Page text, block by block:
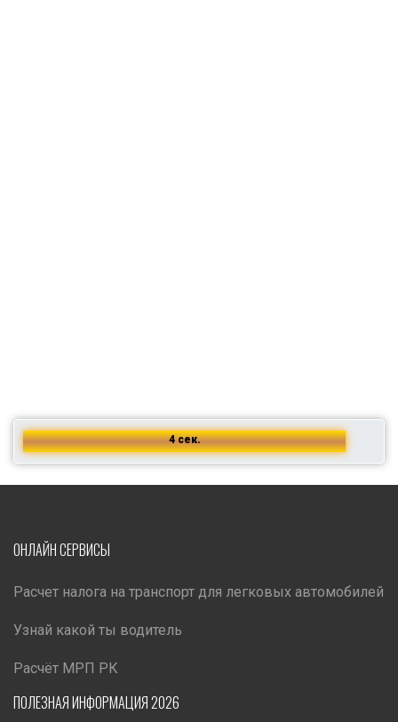
4 сек.
ОНЛАЙН СЕРВИСЫ
Расчет налога на транспорт для легковых автомобилей
Узнай какой ты водитель
Расчёт МРП РК
ПОЛЕЗНАЯ ИНФОРМАЦИЯ 2026